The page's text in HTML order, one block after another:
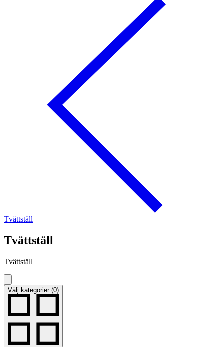
Tvättställ
Tvättställ
Tvättställ
Välj kategorier (0)